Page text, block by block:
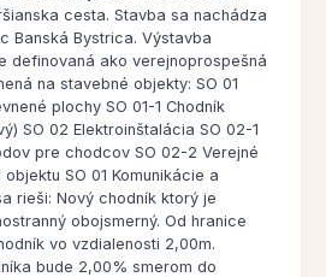
cesta. Stavba sa nachádza
Banská Bystrica. Výstavba
definovaná ako verejnoprospešná
na stavebné objekty: SO 01
plochy SO 01-1 Chodník
SO 02 Elektroinštalácia SO 02-1
pre chodcov SO 02-2 Verejné
SO 01 Komunikácie a
rieši: Nový chodník ktorý je
obojsmerný. Od hranice
vo vzdialenosti 2,00m.
bude 2,00% smerom do